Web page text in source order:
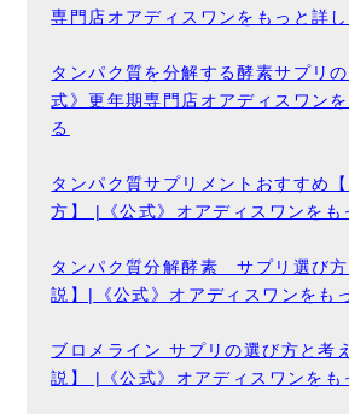
専門店オアディスワンをもっと詳
タンパク質を分解する酵素サプリ
式》更年期専門店オアディスワン
る
タンパク質サプリメントおすすめ
方】 |《公式》オアディスワンをも
タンパク質分解酵素 サプリ選び
説】|《公式》オアディスワンをも
ブロメライン サプリの選び方と考
説】 |《公式》オアディスワンをも